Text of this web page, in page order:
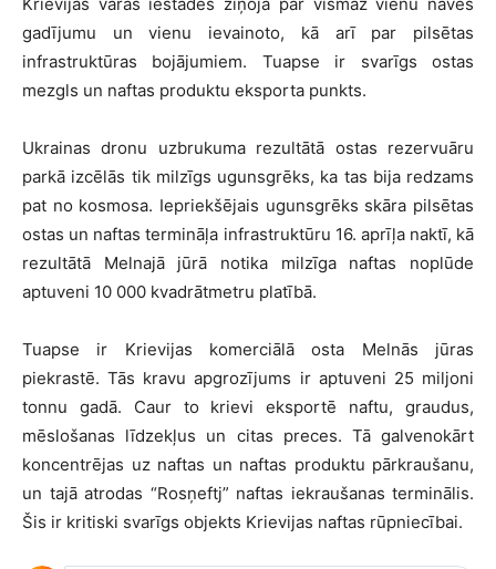
Krievijas varas iestādes ziņoja par vismaz vienu nāves
gadījumu un vienu ievainoto, kā arī par pilsētas
infrastruktūras bojājumiem. Tuapse ir svarīgs ostas
mezgls un naftas produktu eksporta punkts.
Ukrainas dronu uzbrukuma rezultātā ostas rezervuāru
parkā izcēlās tik milzīgs ugunsgrēks, ka tas bija redzams
pat no kosmosa. Iepriekšējais ugunsgrēks skāra pilsētas
ostas un naftas termināļa infrastruktūru 16. aprīļa naktī, kā
rezultātā Melnajā jūrā notika milzīga naftas noplūde
aptuveni 10 000 kvadrātmetru platībā.
Tuapse ir Krievijas komerciālā osta Melnās jūras
piekrastē. Tās kravu apgrozījums ir aptuveni 25 miljoni
tonnu gadā. Caur to krievi eksportē naftu, graudus,
mēslošanas līdzekļus un citas preces. Tā galvenokārt
koncentrējas uz naftas un naftas produktu pārkraušanu,
un tajā atrodas “Rosņeftj” naftas iekraušanas terminālis.
Šis ir kritiski svarīgs objekts Krievijas naftas rūpniecībai.